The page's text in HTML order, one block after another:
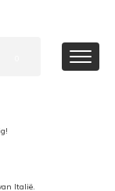
Italië.